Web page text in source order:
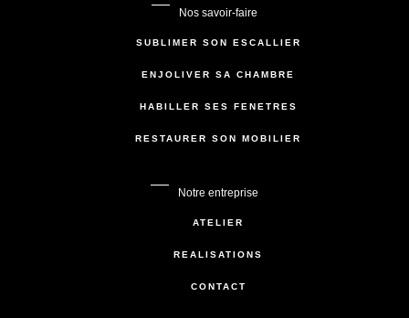
Nos savoir-faire
SUBLIMER SON ESCALLIER
ENJOLIVER SA CHAMBRE
HABILLER SES FENÊTRES
RESTAURER SON MOBILIER
Notre entreprise
ATELIER
RÉALISATIONS
CONTACT